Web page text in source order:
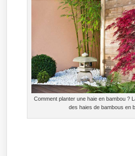
Comment planter une haie en bambou ?
des haies de bambous en